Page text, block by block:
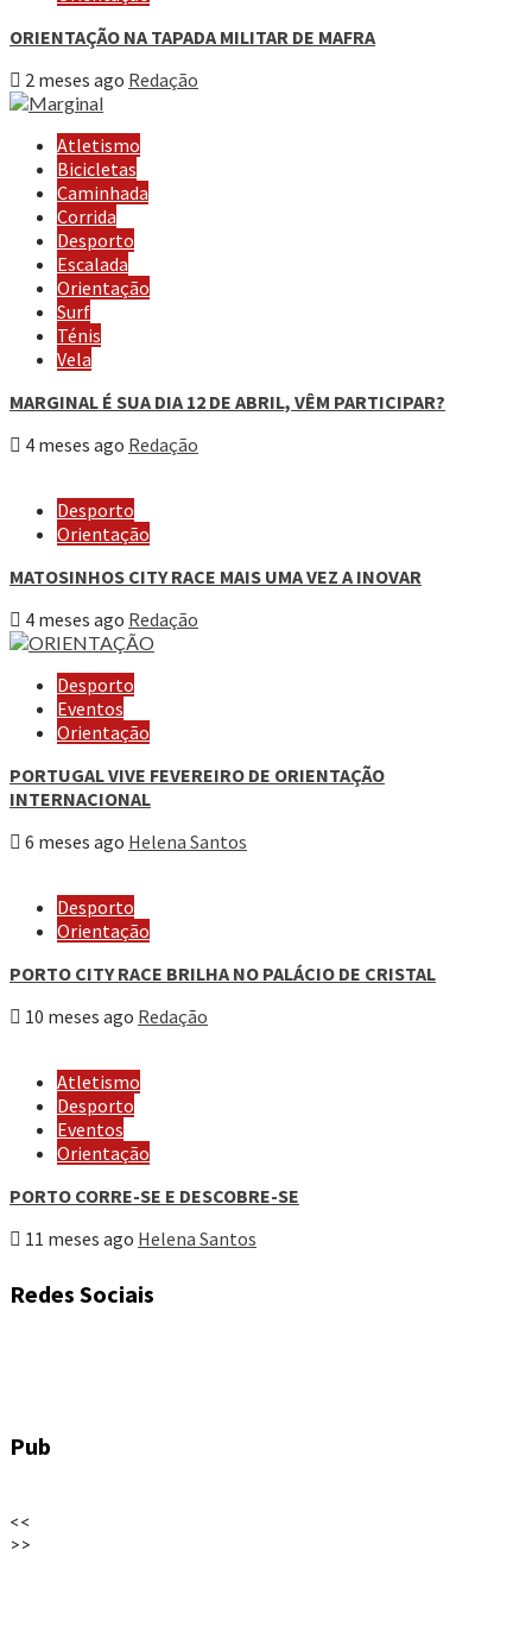
ORIENTAÇÃO NA TAPADA MILITAR DE MAFRA
2 meses ago Redação
Atletismo
Bicicletas
Caminhada
Corrida
Desporto
Escalada
Orientação
Surf
Ténis
Vela
MARGINAL É SUA DIA 12 DE ABRIL, VÊM PARTICIPAR?
4 meses ago Redação
Desporto
Orientação
MATOSINHOS CITY RACE MAIS UMA VEZ A INOVAR
4 meses ago Redação
Desporto
Eventos
Orientação
PORTUGAL VIVE FEVEREIRO DE ORIENTAÇÃO
INTERNACIONAL
6 meses ago Helena Santos
Desporto
Orientação
PORTO CITY RACE BRILHA NO PALÁCIO DE CRISTAL
10 meses ago Redação
Atletismo
Desporto
Eventos
Orientação
PORTO CORRE-SE E DESCOBRE-SE
11 meses ago Helena Santos
Redes Sociais
Pub
<<
>>